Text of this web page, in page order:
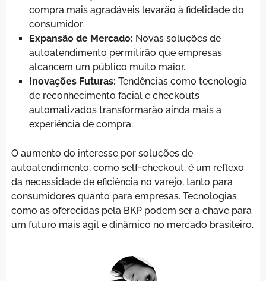
compra mais agradáveis levarão à fidelidade do
consumidor.
Expansão de Mercado: Novas soluções de
autoatendimento permitirão que empresas
alcancem um público muito maior.
Inovações Futuras: Tendências como tecnologia
de reconhecimento facial e checkouts
automatizados transformarão ainda mais a
experiência de compra.
O aumento do interesse por soluções de
autoatendimento, como self-checkout, é um reflexo
da necessidade de eficiência no varejo, tanto para
consumidores quanto para empresas. Tecnologias
como as oferecidas pela BKP podem ser a chave para
um futuro mais ágil e dinâmico no mercado brasileiro.